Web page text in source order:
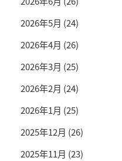
2026年5月 (24)
2026年4月 (26)
2026年3月 (25)
2026年2月 (24)
2026年1月 (25)
2025年12月 (26)
2025年11月 (23)